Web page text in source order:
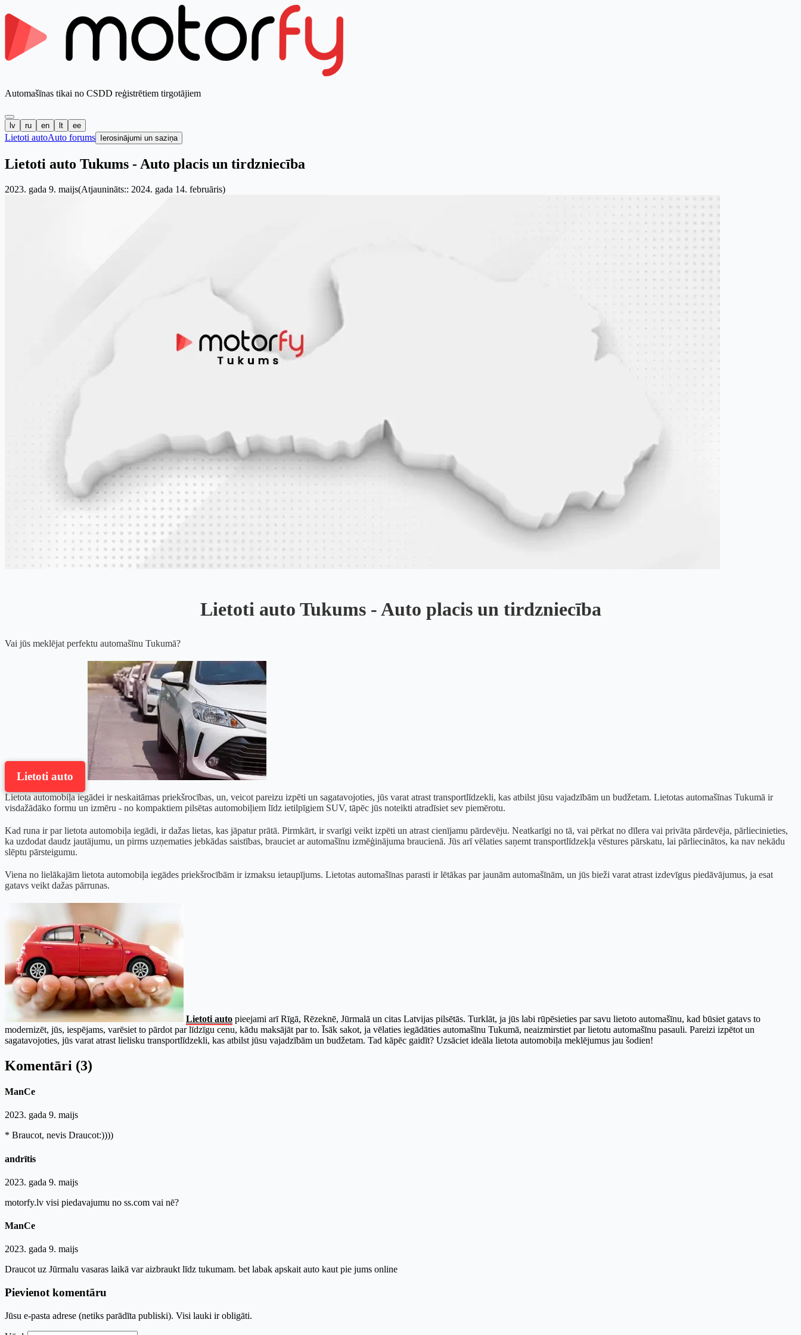
Automašīnas tikai no CSDD reģistrētiem tirgotājiem
lv ru en lt ee
Lietoti autoAuto forums Ierosinājumi un saziņa
Lietoti auto Tukums - Auto placis un tirdzniecība
2023. gada 9. maijs(Atjaunināts:: 2024. gada 14. februāris)
Lietoti auto Tukums - Auto placis un tirdzniecība
Vai jūs meklējat perfektu automašīnu Tukumā?
Lietoti auto
Lietota automobiļa iegādei ir neskaitāmas priekšrocības, un, veicot pareizu izpēti un sagatavojoties, jūs varat atrast transportlīdzekli, kas atbilst jūsu vajadzībām un budžetam. Lietotas automašīnas Tukumā ir
visdažādāko formu un izmēru - no kompaktiem pilsētas automobiļiem līdz ietilpīgiem SUV, tāpēc jūs noteikti atradīsiet sev piemērotu.
Kad runa ir par lietota automobiļa iegādi, ir dažas lietas, kas jāpatur prātā. Pirmkārt, ir svarīgi veikt izpēti un atrast cienījamu pārdevēju. Neatkarīgi no tā, vai pērkat no dīlera vai privāta pārdevēja, pārliecinieties,
ka uzdodat daudz jautājumu, un pirms uzņematies jebkādas saistības, brauciet ar automašīnu izmēģinājuma braucienā. Jūs arī vēlaties saņemt transportlīdzekļa vēstures pārskatu, lai pārliecinātos, ka nav nekādu
slēptu pārsteigumu.
Viena no lielākajām lietota automobiļa iegādes priekšrocībām ir izmaksu ietaupījums. Lietotas automašīnas parasti ir lētākas par jaunām automašīnām, un jūs bieži varat atrast izdevīgus piedāvājumus, ja esat
gatavs veikt dažas pārrunas.
Lietoti auto pieejami arī Rīgā, Rēzeknē, Jūrmalā un citas Latvijas pilsētās. Turklāt, ja jūs labi rūpēsieties par savu lietoto automašīnu, kad būsiet gatavs to
modernizēt, jūs, iespējams, varēsiet to pārdot par līdzīgu cenu, kādu maksājāt par to. Īsāk sakot, ja vēlaties iegādāties automašīnu Tukumā, neaizmirstiet par lietotu automašīnu pasauli. Pareizi izpētot un
sagatavojoties, jūs varat atrast lielisku transportlīdzekli, kas atbilst jūsu vajadzībām un budžetam. Tad kāpēc gaidīt? Uzsāciet ideāla lietota automobiļa meklējumus jau šodien!
Komentāri (3)
ManCe
2023. gada 9. maijs
* Braucot, nevis Draucot:))))
andrītis
2023. gada 9. maijs
motorfy.lv visi piedavajumu no ss.com vai nē?
ManCe
2023. gada 9. maijs
Draucot uz Jūrmalu vasaras laikā var aizbraukt līdz tukumam. bet labak apskait auto kaut pie jums online
Pievienot komentāru
Jūsu e-pasta adrese (netiks parādīta publiski). Visi lauki ir obligāti.